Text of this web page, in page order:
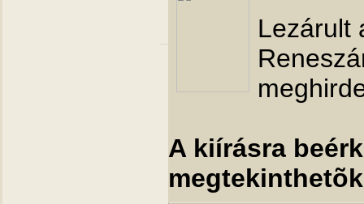
Lezárult
A kiírásra